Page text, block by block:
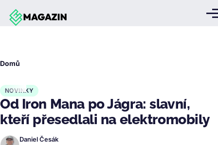
Přejít k hlavnímu obsahu
Domů
NOVINKY
Od Iron Mana po Jágra: slavní,
kteří přesedlali na elektromobily
Daniel Česák